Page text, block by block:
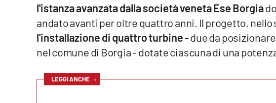
l'istanza avanzata dalla società veneta Ese Borgia
andato avanti per oltre quattro anni. Il progetto,
l'installazione di quattro turbine- due da
nel comune di Borgia - dotate ciascuna di una
LEGGI ANCHE ↓